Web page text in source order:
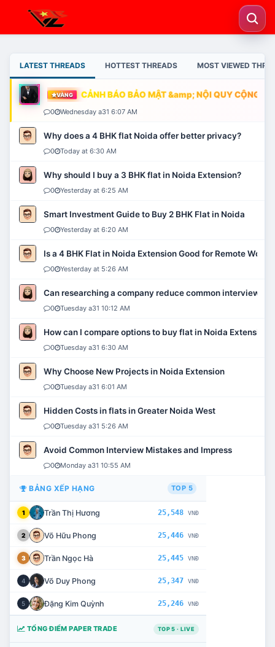
LATEST THREADS HOTTEST THREADS MOST VIEWED
VÀNG CẢNH BÁO BẢO MẬT &amp; NỘI QUY CỘNG
0 Wednesday a31 6:07 AM
Why does a 4 BHK flat Noida offer better privacy?
0 Today at 6:30 AM
Why should I buy a 3 BHK flat in Noida Extension?
0 Yesterday at 6:25 AM
Smart Investment Guide to Buy 2 BHK Flat in Noida
0 Yesterday at 6:20 AM
Is a 4 BHK Flat in Noida Extension Good for Remote Work?
0 Yesterday at 5:26 AM
Can researching a company reduce common interview
0 Tuesday a31 10:12 AM
How can I compare options to buy flat in Noida Extension?
0 Tuesday a31 6:30 AM
Why Choose New Projects in Noida Extension
0 Tuesday a31 6:01 AM
Hidden Costs in flats in Greater Noida West
0 Tuesday a31 5:26 AM
Avoid Common Interview Mistakes and Impress
0 Monday a31 10:55 AM
BẢNG XẾP HẠNG TOP 5
1 Trần Thị Hương 25,548 VNĐ
2 Võ Hữu Phong 25,446 VNĐ
3 Trần Ngọc Hà 25,445 VNĐ
4 Võ Duy Phong 25,347 VNĐ
5 Đặng Kim Quỳnh 25,246 VNĐ
TỔNG ĐIỂM PAPER TRADE TOP 5 · LIVE